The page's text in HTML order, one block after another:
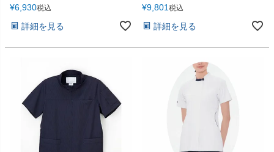
¥6,930税込
詳細を見る
¥9,801 税込
詳細を見る